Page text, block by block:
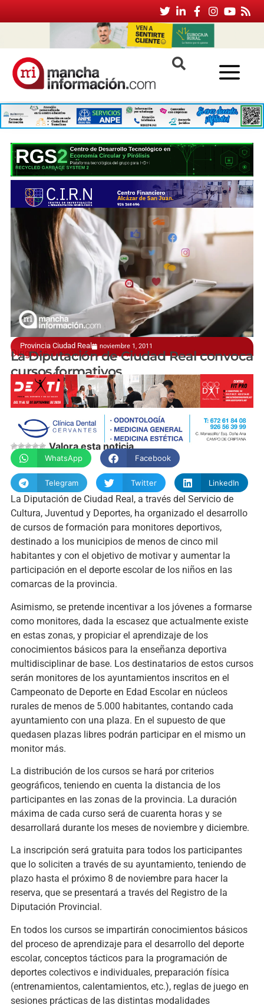
Provincia Ciudad Real noviembre 1, 2011
Dirigidos a monitores deportivos
La Diputación de Ciudad Real convoca
cursos formativos
manchainformacion.com
Valora esta noticia
WhatsApp Facebook
Telegram Twitter LinkedIn
La Diputación de Ciudad Real, a través del Servicio de
Cultura, Juventud y Deportes, ha organizado el desarrollo
de cursos de formación para monitores deportivos,
destinado a los municipios de menos de cinco mil
habitantes y con el objetivo de motivar y aumentar la
participación en el deporte escolar de los niños en las
comarcas de la provincia.
Asimismo, se pretende incentivar a los jóvenes a formarse
como monitores, dada la escasez que actualmente existe
en estas zonas, y propiciar el aprendizaje de los
conocimientos básicos para la enseñanza deportiva
multidisciplinar de base. Los destinatarios de estos cursos
serán monitores de los ayuntamientos inscritos en el
Campeonato de Deporte en Edad Escolar en núcleos
rurales de menos de 5.000 habitantes, contando cada
ayuntamiento con una plaza. En el supuesto de que
quedasen plazas libres podrán participar en el mismo un
monitor más.
La distribución de los cursos se hará por criterios
geográficos, teniendo en cuenta la distancia de los
participantes en las zonas de la provincia. La duración
máxima de cada curso será de cuarenta horas y se
desarrollará durante los meses de noviembre y diciembre.
La inscripción será gratuita para todos los participantes
que lo soliciten a través de su ayuntamiento, teniendo de
plazo hasta el próximo 8 de noviembre para hacer la
reserva, que se presentará a través del Registro de la
Diputación Provincial.
En todos los cursos se impartirán conocimientos básicos
del proceso de aprendizaje para el desarrollo del deporte
escolar, conceptos tácticos para la programación de
deportes colectivos e individuales, preparación física
(entrenamientos, calentamientos, etc.), reglas de juego en
sesiones prácticas de las distintas modalidades